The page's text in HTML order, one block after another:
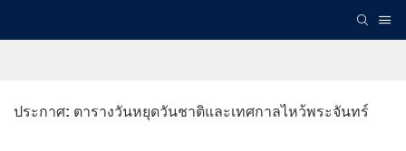
ประกาศ: ตารางวันหยุดวันชาติและเทศกาลไหว้พระจันทร์